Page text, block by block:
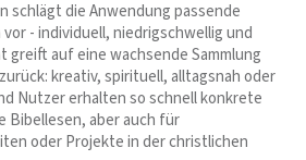
schlägt die Anwendung passende
- individuell, niedrigschwellig und
greift auf eine wachsende Sammlung
kreativ, spirituell, alltagsnah oder
Nutzer erhalten so schnell konkrete
Bibellesen, aber auch für
oder Projekte in der christlichen